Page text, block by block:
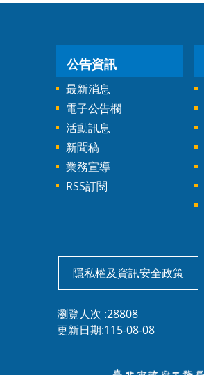
公告資訊
最新消息
電子公告欄
活動訊息
新聞稿
業務宣導
RSS訂閱
隱私權及資訊安全政策
瀏覽人次 28808
更新日期 115-08-08